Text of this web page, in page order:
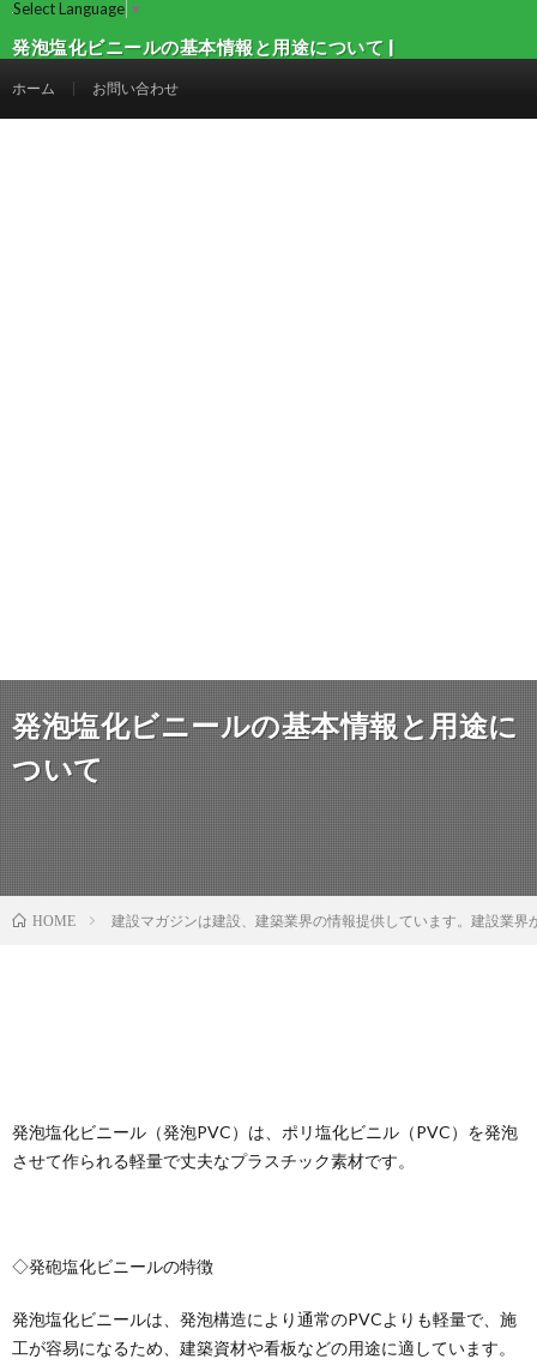
Select Language ▼
発泡塩化ビニールの基本情報と用途について |
ホーム お問い合わせ
発泡塩化ビニールの基本情報と用途に
ついて
HOME 建設マガジンは建設、建築業界の情報提供しています。建設業
発泡塩化ビニール（発泡PVC）は、ポリ塩化ビニル（PVC）を発泡
させて作られる軽量で丈夫なプラスチック素材です。
◇発砲塩化ビニールの特徴
発泡塩化ビニールは、発泡構造により通常のPVCよりも軽量で、施
工が容易になるため、建築資材や看板などの用途に適しています。